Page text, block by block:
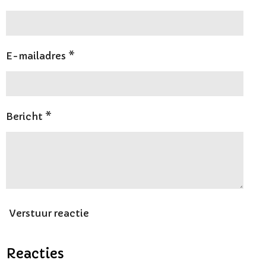
E-mailadres *
Bericht *
Verstuur reactie
Reacties